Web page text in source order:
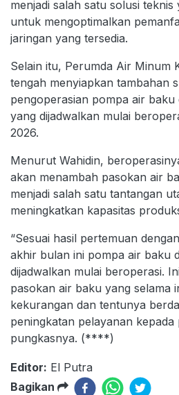
menjadi salah satu solusi teknis
untuk mengoptimalkan
jaringan yang tersedia.
Selain itu, Perumda Air Minum
tengah menyiapkan tambahan
pengoperasian pompa air baku
yang dijadwalkan mulai
2026.
Menurut Wahidin,
akan menambah pasokan air
menjadi salah satu tantangan
meningkatkan kapasitas
“Sesuai hasil pertemuan
akhir bulan ini pompa air baku
dijadwalkan mulai beroperasi.
pasokan air baku yang selama
kekurangan dan tentunya
peningkatan pelayanan kepada
pungkasnya. (****)
Editor: El Putra
Bagikan